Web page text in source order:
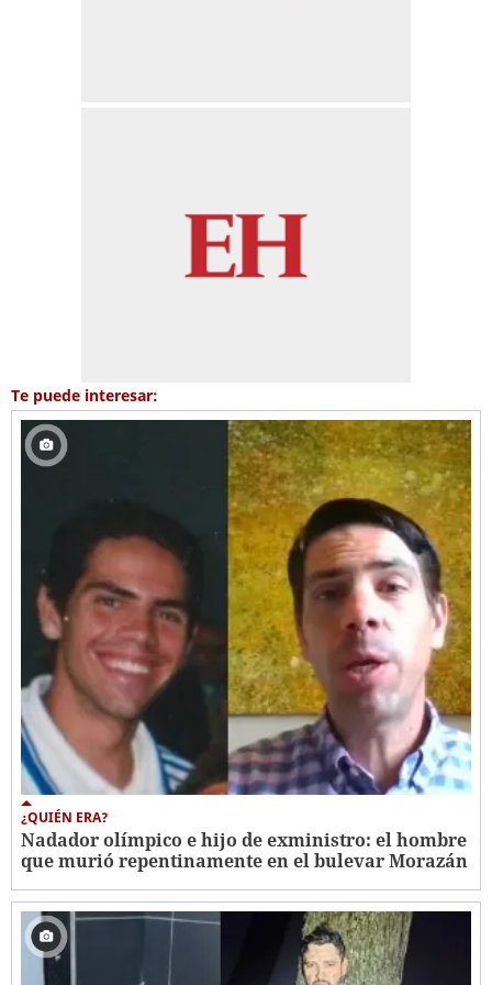
Te puede interesar:
¿QUIÉN ERA?
Nadador olímpico e hijo de exministro: el hombre
que murió repentinamente en el bulevar Morazán